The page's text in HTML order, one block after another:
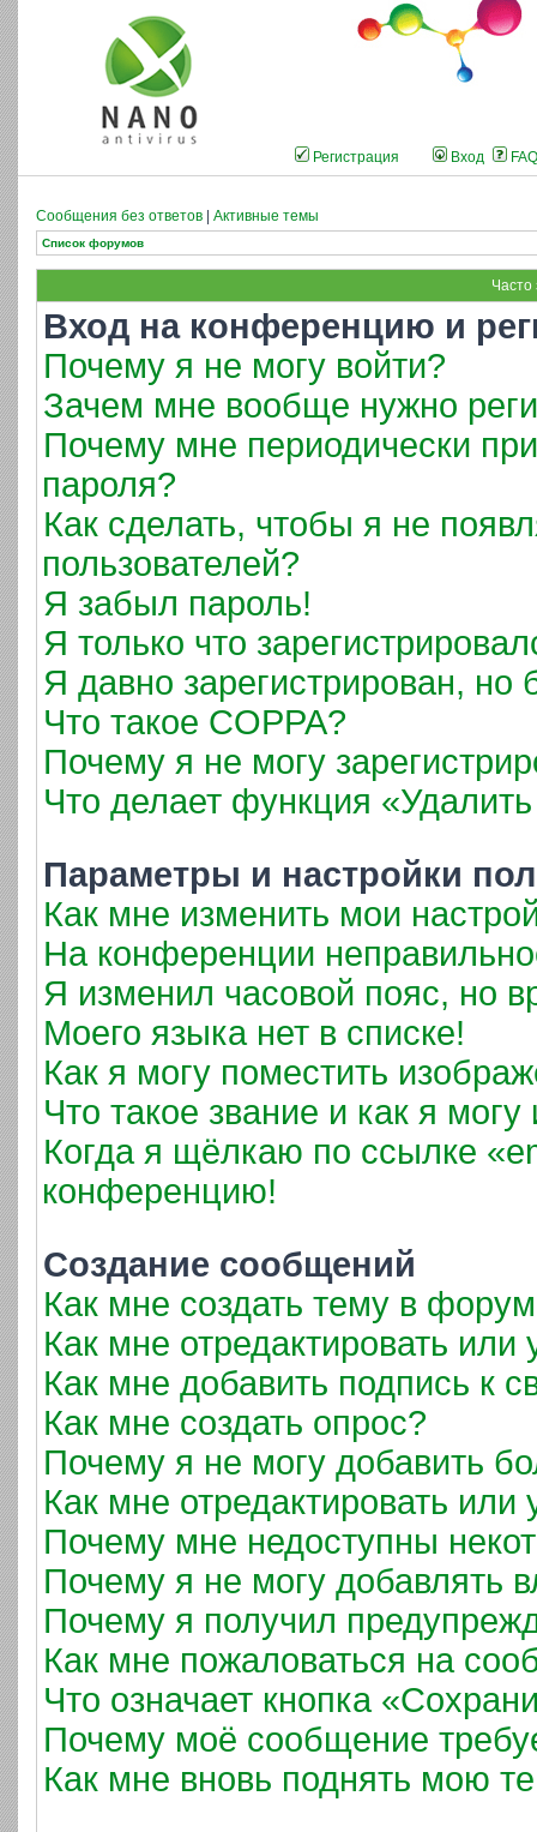
Регистрация Вход FAQ
Сообщения без ответов Активные темы
Список форумов
Часто
Вход на конференцию и
Почему я не могу войти?
Зачем мне вообще нужно
Почему мне периодически
пароля?
Как сделать, чтобы я не
пользователей?
Я забыл пароль!
Я только что
Я давно зарегистрирован, но
Что такое COPPA?
Почему я не могу
Что делает функция
Параметры и настройки
Как мне изменить мои
На конференции
Я изменил часовой пояс, но
Моего языка нет в списке!
Как я могу поместить
Что такое звание и как я могу
Когда я щёлкаю по ссылке
конференцию!
Создание сообщений
Как мне создать тему в
Как мне отредактировать
Как мне добавить подпись к
Как мне создать опрос?
Почему я не могу добавить
Как мне отредактировать или
Почему мне недоступны
Почему я не могу добавлять
Почему я получил
Как мне пожаловаться на
Что означает кнопка
Почему моё сообщение
Как мне вновь поднять мою